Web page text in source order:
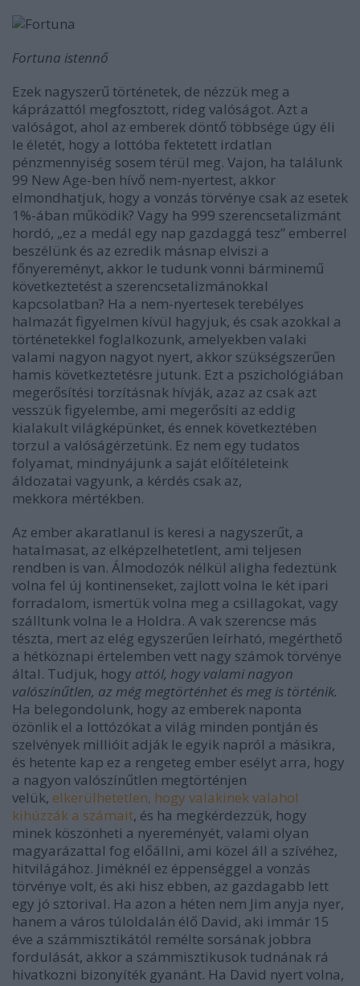
Fortuna istennő
Ezek nagyszerű történetek, de nézzük meg a
káprázattól megfosztott, rideg valóságot. Azt a
valóságot, ahol az emberek döntő többsége úgy éli
le életét, hogy a lottóba fektetett irdatlan
pénzmennyiség sosem térül meg. Vajon, ha találunk
99 New Age-ben hívő nem-nyertest, akkor
elmondhatjuk, hogy a vonzás törvénye csak az esetek
1%-ában működik? Vagy ha 999 szerencsetalizmánt
hordó, „ez a medál egy nap gazdaggá tesz” emberrel
beszélünk és az ezredik másnap elviszi a
főnyereményt, akkor le tudunk vonni bárminemű
következtetést a szerencsetalizmánokkal
kapcsolatban? Ha a nem-nyertesek terebélyes
halmazát figyelmen kívül hagyjuk, és csak azokkal a
történetekkel foglalkozunk, amelyekben valaki
valami nagyon nagyot nyert, akkor szükségszerűen
hamis következtetésre jutunk. Ezt a pszichológiában
megerősítési torzításnak hívják, azaz az csak azt
vesszük figyelembe, ami megerősíti az eddig
kialakult világképünket, és ennek következtében
torzul a valóságérzetünk. Ez nem egy tudatos
folyamat, mindnyájunk a saját előítéleteink
áldozatai vagyunk, a kérdés csak az,
mekkora mértékben.
Az ember akaratlanul is keresi a nagyszerűt, a
hatalmasat, az elképzelhetetlent, ami teljesen
rendben is van. Álmodozók nélkül aligha fedeztünk
volna fel új kontinenseket, zajlott volna le két ipari
forradalom, ismertük volna meg a csillagokat, vagy
szálltunk volna le a Holdra. A vak szerencse más
tészta, mert az elég egyszerűen leírható, megérthető
a hétköznapi értelemben vett nagy számok törvénye
által. Tudjuk, hogy attól, hogy valami nagyon
valószínűtlen, az még megtörténhet és meg is történik.
Ha belegondolunk, hogy az emberek naponta
özönlik el a lottózókat a világ minden pontján és
szelvények millióit adják le egyik napról a másikra,
és hetente kap ez a rengeteg ember esélyt arra, hogy
a nagyon valószínűtlen megtörténjen
velük, elkerülhetetlen, hogy valakinek valahol
kihúzzák a számait, és ha megkérdezzük, hogy
minek köszönheti a nyereményét, valami olyan
magyarázattal fog előállni, ami közel áll a szívéhez,
hitvilágához. Jiméknél ez éppenséggel a vonzás
törvénye volt, és aki hisz ebben, az gazdagabb lett
egy jó sztorival. Ha azon a héten nem Jim anyja nyer,
hanem a város túloldalán élő David, aki immár 15
éve a számmisztikától remélte sorsának jobbra
fordulását, akkor a számmisztikusok tudnának rá
hivatkozni bizonyíték gyanánt. Ha David nyert volna,